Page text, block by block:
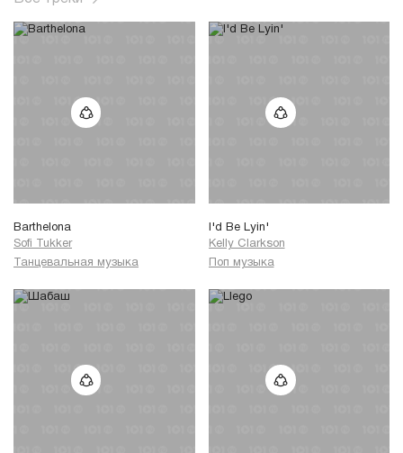
Barthelona
Sofi Tukker
Танцевальная музыка
I'd Be Lyin'
Kelly Clarkson
Поп музыка